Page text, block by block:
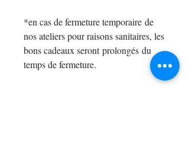
*en cas de fermeture temporaire de
nos ateliers pour raisons sanitaires, les
bons cadeaux seront prolongés du
temps de fermeture.